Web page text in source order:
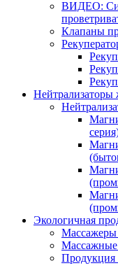
ВИДЕО:
Клапаны
Нейтрализаторы
Экологичная